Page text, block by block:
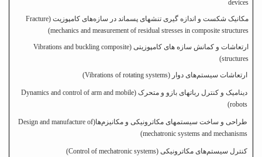
devices
مکانیک شکست و اندازه گیری تنشهای پسماند در سازه‌های کامپوزیت )
Fracture
mechanics and measurement of residual stresses in composite structures
(
ارتعاشات و کمانش سازه های کامپوزیتی )
Vibrations and buckling composite
structures
(
ارتعاشات سیستم‌های دوار )
Vibrations of rotating systems
(
دینامیک و کنترل ربات­های بازو و متحرک )
Dynamics and control of arm and mobile
robots
(
طراحی و ساخت سیستم­های مکاترونیکی و مکانیزم‌ها)
Design and manufacture of
mechatronic systems and mechanisms
(
کنترل سیستم‌های مکاترونیکی )
Control of mechatronic systems
(